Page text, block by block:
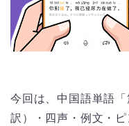
今回は、中国語単語
訳）・四声・例文・